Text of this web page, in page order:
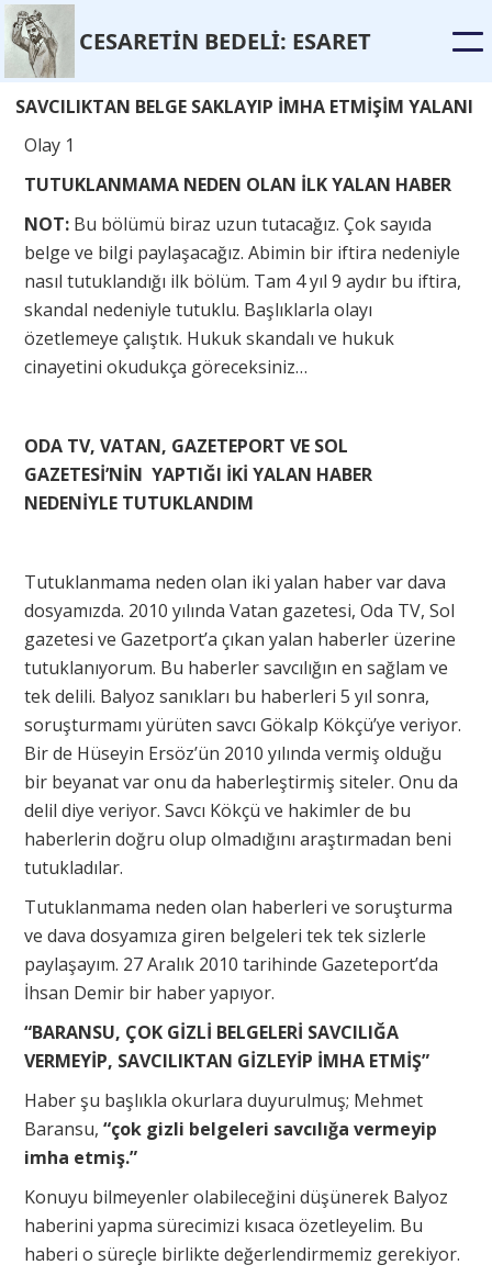
CESARETİN BEDELİ: ESARET
SAVCILIKTAN BELGE SAKLAYIP İMHA ETMİŞİM YALANI
Olay 1
TUTUKLANMAMA NEDEN OLAN İLK YALAN HABER
NOT:Bu bölümü biraz uzun tutacağız. Çok sayıda
belge ve bilgi paylaşacağız. Abimin bir iftira nedeniyle
nasıl tutuklandığı ilk bölüm. Tam 4 yıl 9 aydır bu iftira,
skandal nedeniyle tutuklu. Başlıklarla olayı
özetlemeye çalıştık. Hukuk skandalı ve hukuk
cinayetini okudukça göreceksiniz…
ODA TV, VATAN, GAZETEPORT VE SOL
GAZETESİ’NİN YAPTIĞI İKİ YALAN HABER
NEDENİYLE TUTUKLANDIM
Tutuklanmama neden olan iki yalan haber var dava
dosyamızda. 2010 yılında Vatan gazetesi, Oda TV, Sol
gazetesi ve Gazetport’a çıkan yalan haberler üzerine
tutuklanıyorum. Bu haberler savcılığın en sağlam ve
tek delili. Balyoz sanıkları bu haberleri 5 yıl sonra,
soruşturmamı yürüten savcı Gökalp Kökçü’ye veriyor.
Bir de Hüseyin Ersöz’ün 2010 yılında vermiş olduğu
bir beyanat var onu da haberleştirmiş siteler. Onu da
delil diye veriyor. Savcı Kökçü ve hakimler de bu
haberlerin doğru olup olmadığını araştırmadan beni
tutukladılar.
Tutuklanmama neden olan haberleri ve soruşturma
ve dava dosyamıza giren belgeleri tek tek sizlerle
paylaşayım. 27 Aralık 2010 tarihinde Gazeteport’da
İhsan Demir bir haber yapıyor.
“BARANSU, ÇOK GİZLİ BELGELERİ SAVCILIĞA
VERMEYİP, SAVCILIKTAN GİZLEYİP İMHA ETMİŞ”
Haber şu başlıkla okurlara duyurulmuş; Mehmet
Baransu, “çok gizli belgeleri savcılığa vermeyip
imha etmiş.”
Konuyu bilmeyenler olabileceğini düşünerek Balyoz
haberini yapma sürecimizi kısaca özetleyelim. Bu
haberi o süreçle birlikte değerlendirmemiz gerekiyor.